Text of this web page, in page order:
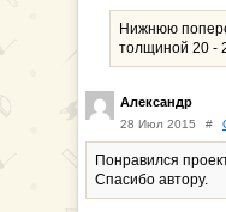
Нижнюю
толщиной 20 -
Александр
28 Июл 2015 #
Понравился
Спасибо автору.